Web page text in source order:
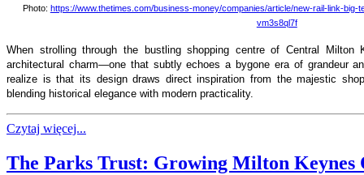
Photo: https://www.thetimes.com/business-money/companies/article/new-rail-link-
vm3s8ql7f
When strolling through the bustling shopping centre of Central
architectural charm—one that subtly echoes a bygone era of grandeur
realize is that its design draws direct inspiration from the majestic
blending historical elegance with modern practicality.
Czytaj więcej...
The Parks Trust: Growing Milton Keynes